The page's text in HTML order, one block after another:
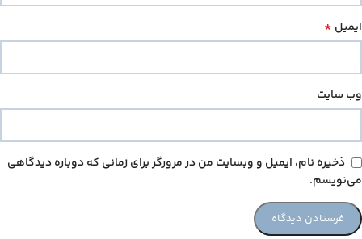
ایمیل *
وب‌ سایت
ذخیره نام، ایمیل و وبسایت من در مرورگر برای زمانی که دوباره دیدگاهی
می‌نویسم.